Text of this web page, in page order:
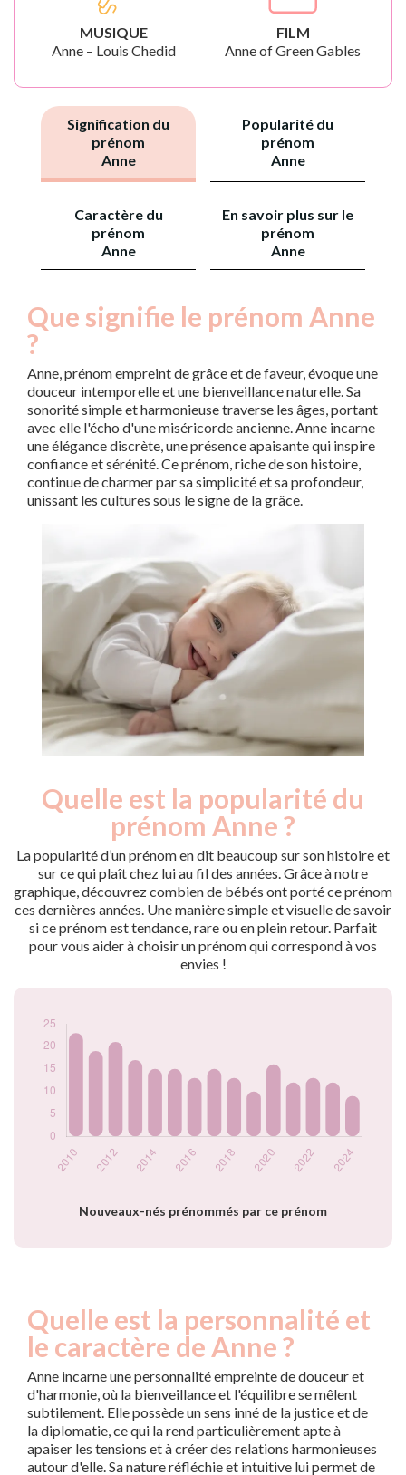
MUSIQUE
Anne – Louis Chedid
FILM
Anne of Green Gables
Signification du
prénom
Anne
Popularité du
prénom
Anne
Caractère du
prénom
Anne
En savoir plus sur le
prénom
Anne
Que signifie le prénom Anne
?
Anne, prénom empreint de grâce et de faveur, évoque une
douceur intemporelle et une bienveillance naturelle. Sa
sonorité simple et harmonieuse traverse les âges, portant
avec elle l'écho d'une miséricorde ancienne. Anne incarne
une élégance discrète, une présence apaisante qui inspire
confiance et sérénité. Ce prénom, riche de son histoire,
continue de charmer par sa simplicité et sa profondeur,
unissant les cultures sous le signe de la grâce.
Quelle est la popularité du
prénom Anne ?
La popularité d’un prénom en dit beaucoup sur son histoire et
sur ce qui plaît chez lui au fil des années. Grâce à notre
graphique, découvrez combien de bébés ont porté ce prénom
ces dernières années. Une manière simple et visuelle de savoir
si ce prénom est tendance, rare ou en plein retour. Parfait
pour vous aider à choisir un prénom qui correspond à vos
envies !
Nouveaux-nés prénommés par ce prénom
Popularité du
Année
Nouveaux-
nés
2010
23
2011
19
2012
21
2013
17
2014
15
2015
15
2019
10
2020
2021
2022
Quelle est la personnalité et
le caractère de Anne ?
Anne incarne une personnalité empreinte de douceur et
d'harmonie, où la bienveillance et l'équilibre se mêlent
subtilement. Elle possède un sens inné de la justice et de
la diplomatie, ce qui la rend particulièrement apte à
apaiser les tensions et à créer des relations harmonieuses
autour d'elle. Sa nature réfléchie et intuitive lui permet de